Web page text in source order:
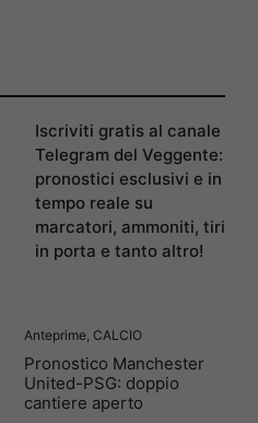
Iscriviti gratis al canale
Telegram del Veggente:
pronostici esclusivi e in
tempo reale su
marcatori, ammoniti, tiri
in porta e tanto altro!
Anteprime, CALCIO
Pronostico Manchester
United-PSG: doppio
cantiere aperto